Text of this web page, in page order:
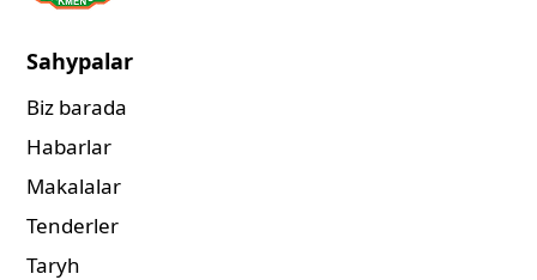
Sahypalar
Biz barada
Habarlar
Makalalar
Tenderler
Taryh